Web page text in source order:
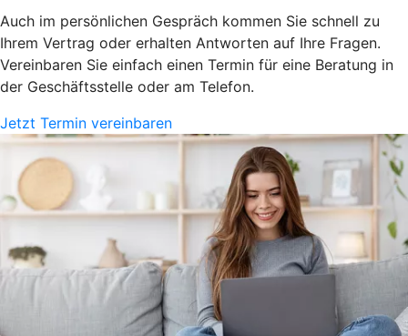
Auch im persönlichen Gespräch kommen Sie schnell zu
Ihrem Vertrag oder erhalten Antworten auf Ihre Fragen.
Vereinbaren Sie einfach einen Termin für eine Beratung in
der Geschäftsstelle oder am Telefon.
Jetzt Termin vereinbaren